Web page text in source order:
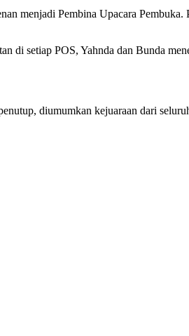
menjadi Pembina Upacara Pembuka.
di setiap POS, Yahnda dan Bunda
diumumkan kejuaraan dari